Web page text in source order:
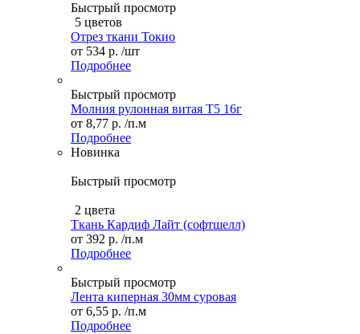
Быстрый просмотр
5 цветов
Отрез ткани Токио
от 534 р. /шт
Подробнее
Быстрый просмотр
Молния рулонная витая Т5 16г
от 8,77 р. /п.м
Подробнее
Новинка
Быстрый просмотр
2 цвета
Ткань Кардиф Лайт (софтшелл)
от 392 р. /п.м
Подробнее
Быстрый просмотр
Лента киперная 30мм суровая
от 6,55 р. /п.м
Подробнее